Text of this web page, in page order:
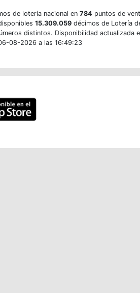
de lotería nacional en 784puntos de
15.309.059 décimos de Lotería
distintos. Disponibilidad actualizada
08-2026 a las 16:49:23